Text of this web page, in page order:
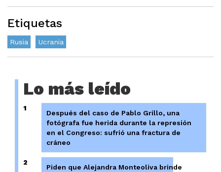
Etiquetas
Rusia Ucrania
Lo más leído
1
Después del caso de Pablo Grillo, una
fotógrafa fue herida durante la represión
en el Congreso: sufrió una fractura de
cráneo
2
Piden que Alejandra Monteoliva brinde